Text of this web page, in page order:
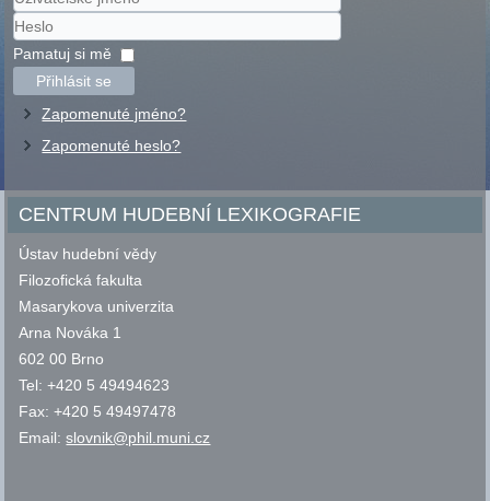
Uživatelské
jméno
Heslo
Pamatuj si mě
Přihlásit se
Zapomenuté jméno?
Zapomenuté heslo?
CENTRUM HUDEBNÍ LEXIKOGRAFIE
Ústav hudební vědy
Filozofická fakulta
Masarykova univerzita
Arna Nováka 1
602 00 Brno
Tel: +420 5 49494623
Fax: +420 5 49497478
Email:slovnik@phil.muni.cz